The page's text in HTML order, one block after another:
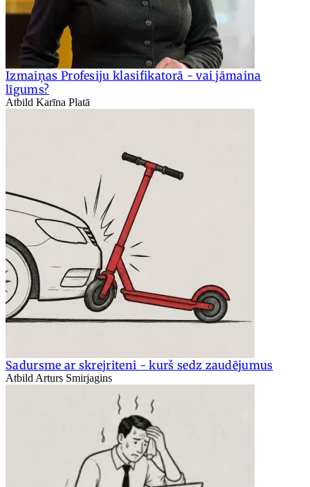
Izmaiņas Profesiju klasifikatorā - vai jāmaina
līgums?
Atbild Karīna Platā
Sadursme ar skrejriteni - kurš sedz zaudējumus
Atbild Arturs Smirjagins